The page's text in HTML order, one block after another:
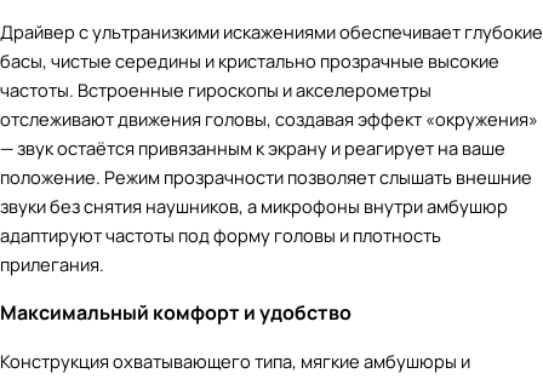
Драйвер с ультранизкими искажениями обеспечивает глубокие
басы, чистые середины и кристально прозрачные высокие
частоты. Встроенные гироскопы и акселерометры
отслеживают движения головы, создавая эффект «окружения»
— звук остаётся привязанным к экрану и реагирует на ваше
положение. Режим прозрачности позволяет слышать внешние
звуки без снятия наушников, а микрофоны внутри амбушюр
адаптируют частоты под форму головы и плотность
прилегания.
Максимальный комфорт и удобство
Конструкция охватывающего типа, мягкие амбушюры и